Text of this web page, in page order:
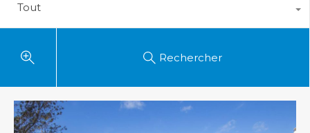
Tout
Rechercher